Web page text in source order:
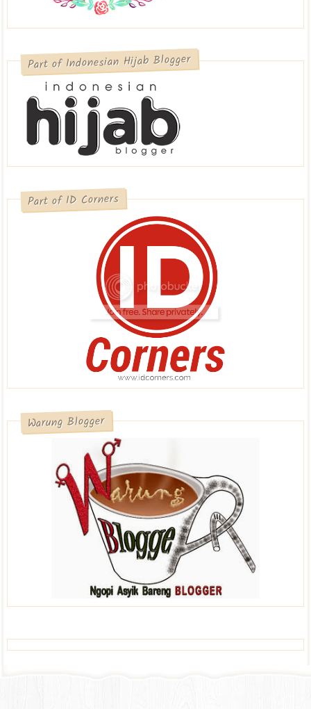
Part of Indonesian Hijab Blogger
Part of ID Corners
Warung Blogger